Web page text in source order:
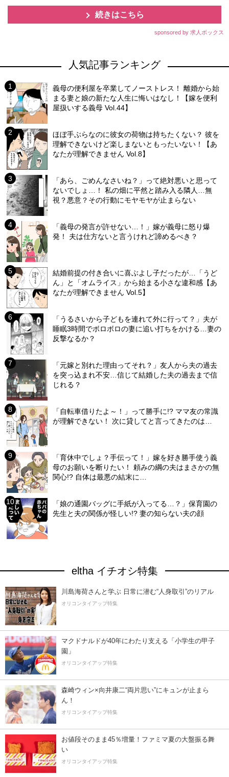
続きはこちら
sponsored by 求人ボックス
人気記事ランキング
義母の便利屋を卒業してノーストレス！ 離婚から始
まる妻と娘の新たな人生に悔いはなし！【嫁を便利
屋扱いする義母 Vol.44】
ほぼ手ぶらなのに彼女の荷物は持ちたくない？ 彼を
理解できないけど楽しまないともったいない！【あ
なたが理解できません Vol.8】
「あら、ごめんなさいね？」って絶対悪いと思って
ないでしょ…！ 私の畑に平然と踏み入る隣人…無
視？悪意？その行動にモヤモヤが止まらない
「義母の発言が許せない…！」嫁が義母に怒り爆
発！ 夫は仕方ないと言うけれど諦めるべき？
結婚前提の付き合いに喜ぶよし子だったが…「うど
ん」と「オムライス」から始まる小さな違和感【あ
なたが理解できません Vol.5】
「うるさいから子どもを連れて外に行って？」夫が
睡眠3時間でボロボロの妻に追い打ちをかける…妻の
反撃なるか？
「元嫁と別れた理由ってそれ？」友人から夫の過去
を突っ込まれ不安…信じて結婚した夫の過去まで信
じれる？
「自転車借りたよ～！」って勝手に!? ママ友の常識
が理解できない！ 次に貸してと言ってきたのは…
「育休中でしょ？手伝って！」嫁を好き勝手使う義
母のお願いを断りたい！ 頼みの綱の夫はまさかの無
関心!? 自体は最悪の結末に…
「娘の通園バッグに手紙が入ってる…？」保育園の
先生と夫の関係が怪しい!? 妻の知らない夫の顔
eltha イチオシ特集
川島海荷さんと学ぶ 日常に潜む“人身取引”のリアル
オリコンタイアップ特集
マクドナルドが40年にわたり支える「小学生の甲子
園」
オリコンタイアップ特集
森崎ウィン×向井康二“両片思い”にキュンが止まら
ん！
オリコンタイアップ特集
お値段そのまま45％増量！ファミマ夏の大盤振る舞
い
オリコンタイアップ特集